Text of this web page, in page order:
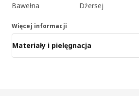
Bawełna Dżersej
Więcej informacji
Materiały i pielęgnacja